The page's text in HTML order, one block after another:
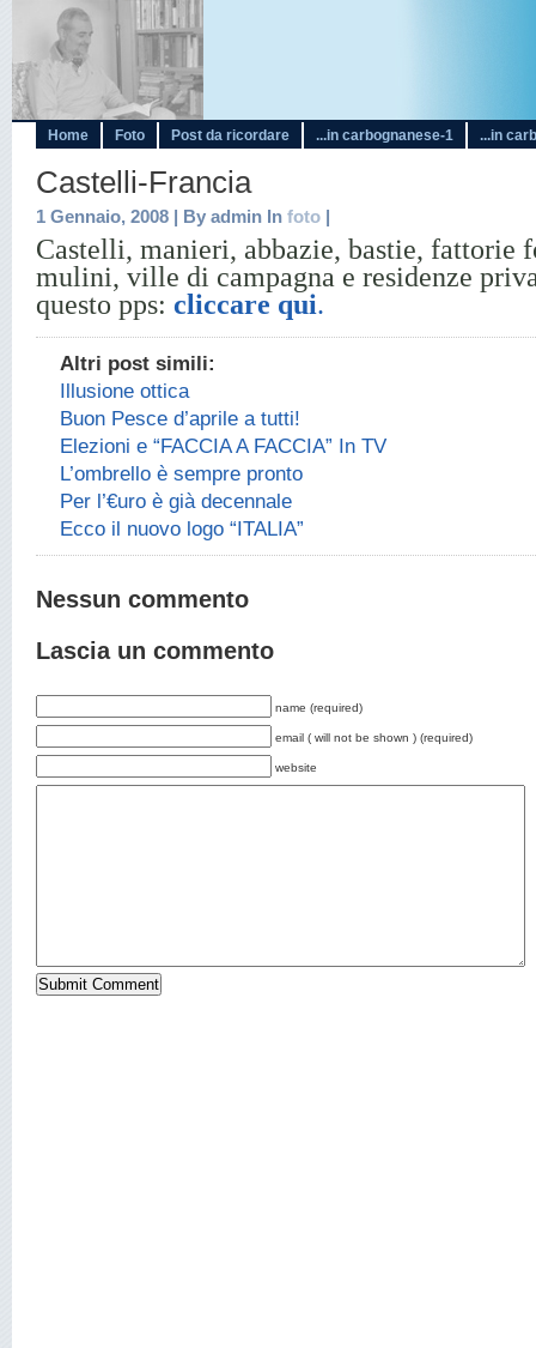
Home Foto Post da ricordare ...in carbognanese-1 ...in
Castelli-Francia
1 Gennaio, 2008 | By admin In foto |
Castelli, manieri, abbazie, bastie, fattorie
mulini, ville di campagna e residenze
questo pps: cliccare qui.
Altri post simili:
Illusione ottica
Buon Pesce d’aprile a tutti!
Elezioni e “FACCIA A FACCIA” In TV
L’ombrello è sempre pronto
Per l’€uro è già decennale
Ecco il nuovo logo “ITALIA”
Nessun commento
Lascia un commento
name (required)
email ( will not be shown ) (required)
website